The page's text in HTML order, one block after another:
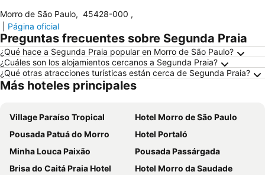
Morro de São Paulo, 45428-000 ,
Página oficial
Preguntas frecuentes sobre Segunda Praia
¿Qué hace a Segunda Praia popular en Morro de São Paulo?
¿Cuáles son los alojamientos cercanos a Segunda Praia?
¿Qué otras atracciones turísticas están cerca de Segunda Praia?
Más hoteles principales
Village Paraíso Tropical
Hotel Morro de São Paulo
Pousada Patuá do Morro
Hotel Portaló
Minha Louca Paixão
Pousada Passárgada
Brisa do Caitá Praia Hotel
Hotel Morro da Saudade